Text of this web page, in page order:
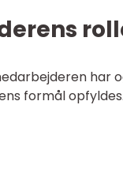
har
formål opfyldes.